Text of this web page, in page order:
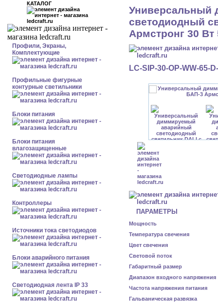
КАТАЛОГ
Профили, Экраны,
Комплектующие
Профильные фигурные
контурные светильники
Блоки питания
Блоки питания
влагозащищенные
Светодиодные лампы
Контроллеры
Источники тока светодиодов
Блоки аварийного питания
Светодиодная лента IP 33
Универсальный
светодиодный
Армстронг 30 Вт
LC-SIP-30-OP-WW-65-
ПАРАМЕТРЫ
Мощность
Температура свечения
Цвет свечения
Световой поток
Габаритный размер
Диапазон входного напряжения
Частота напряжения питания
Гальваническая развязка